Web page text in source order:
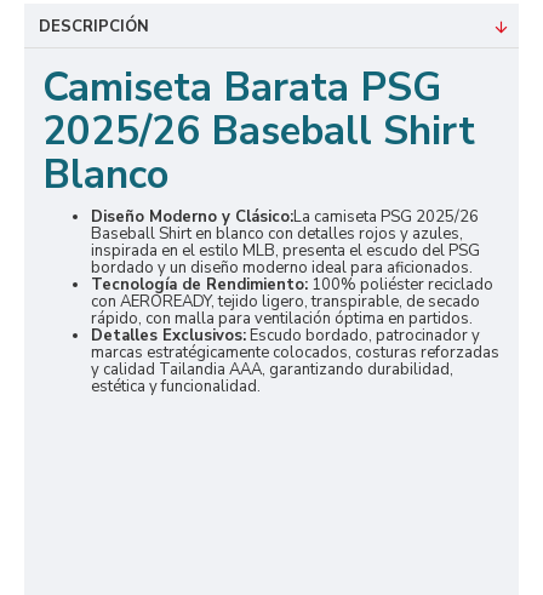
DESCRIPCIÓN
Camiseta Barata PSG
2025/26 Baseball Shirt
Blanco
Diseño Moderno y Clásico:La camiseta PSG 2025/26
Baseball Shirt en blanco con detalles rojos y azules,
inspirada en el estilo MLB, presenta el escudo del PSG
bordado y un diseño moderno ideal para aficionados.
Tecnología de Rendimiento: 100% poliéster reciclado
con AEROREADY, tejido ligero, transpirable, de secado
rápido, con malla para ventilación óptima en partidos.
Detalles Exclusivos:Escudo bordado, patrocinador y
marcas estratégicamente colocados, costuras reforzadas
y calidad Tailandia AAA, garantizando durabilidad,
estética y funcionalidad.